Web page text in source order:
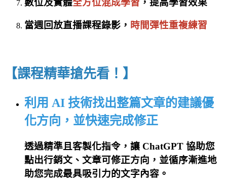
數位及實體全方位混成學習 ，提高學習效果
當週回放直播課程錄影， 時間彈性重複練習
【課程精華搶先看！】
利用 AI 技術找出整篇文章的建議優
化方向，並快速完成修正
透過精準且客製化指令，讓 ChatGPT 協助您
點出行銷文、文章可修正方向，並循序漸進地
助您完成最具吸引力的文字內容。